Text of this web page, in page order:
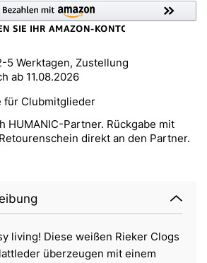
5 Werktagen, Zustellung
ab 11.08.2026
für Clubmitglieder
HUMANIC-Partner. Rückgabe mit
direkt an den Partner.
living! Diese weißen Rieker Clogs
überzeugen mit einem